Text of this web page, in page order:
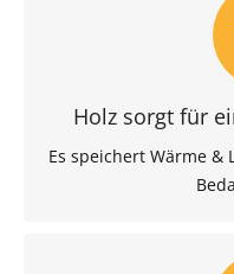
Holz sorgt für
Es speichert Wärme